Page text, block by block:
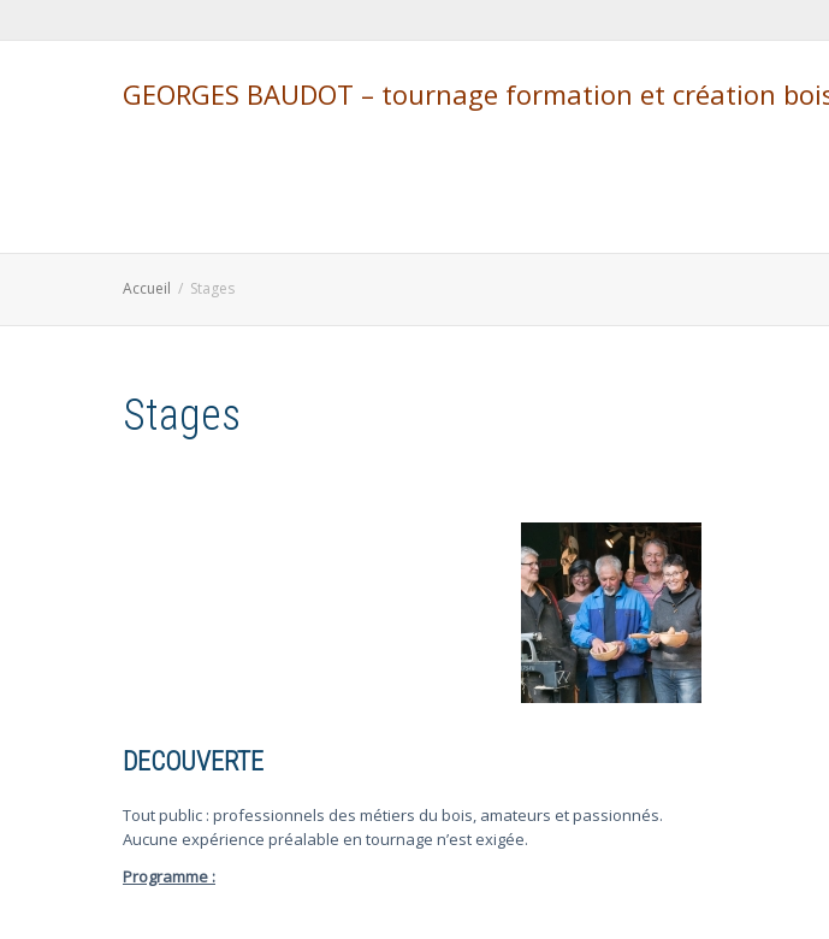
GEORGES BAUDOT – tournage formation et création
Accueil Stages
Stages
DECOUVERTE
Tout public : professionnels des métiers du bois, amateurs et passionnés.
Aucune expérience préalable en tournage n’est exigée.
Programme :